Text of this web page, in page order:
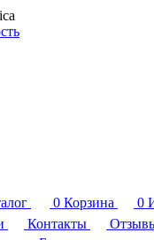
0 Корзина 0
Контакты